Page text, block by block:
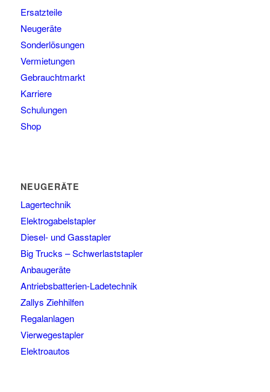
Ersatzteile
Neugeräte
Sonderlösungen
Vermietungen
Gebrauchtmarkt
Karriere
Schulungen
Shop
NEUGERÄTE
Lagertechnik
Elektrogabelstapler
Diesel- und Gasstapler
Big Trucks – Schwerlaststapler
Anbaugeräte
Antriebsbatterien-Ladetechnik
Zallys Ziehhilfen
Regalanlagen
Vierwegestapler
Elektroautos